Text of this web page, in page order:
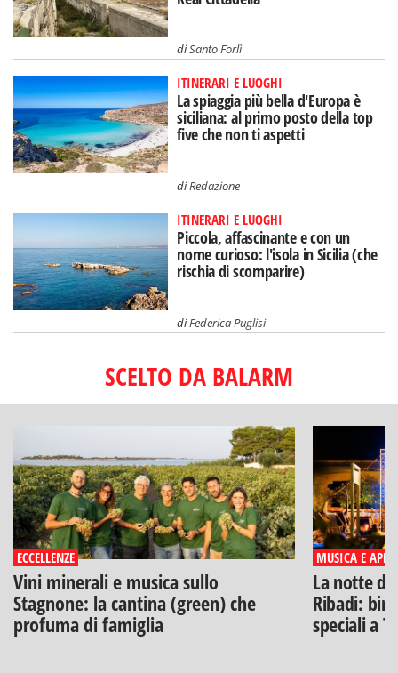
diSanto Forlì
ITINERARI E LUOGHI
La spiaggia più bella d'Europa è
siciliana: al primo posto della top
five che non ti aspetti
diRedazione
ITINERARI E LUOGHI
Piccola, affascinante e con un
nome curioso: l'isola in Sicilia (che
rischia di scomparire)
diFederica Puglisi
SCELTO DA BALARM
ECCELLENZE
Vini minerali e musica sullo
Stagnone: la cantina (green) che
profuma di famiglia
MUSICA E
La notte di
Ribadi:
speciali a